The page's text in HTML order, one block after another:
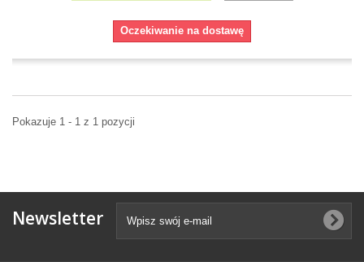
Oczekiwanie na dostawę
Pokazuje 1 - 1 z 1 pozycji
Newsletter